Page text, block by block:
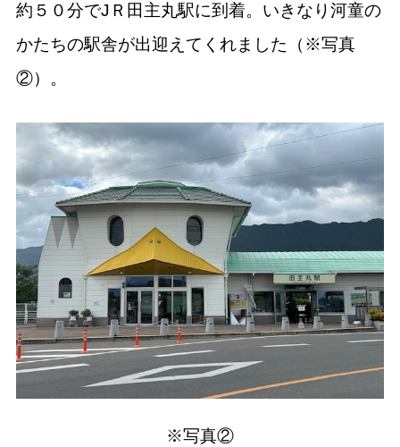
約５０分でJＲ田主丸駅に到着。いきなり河童の
かたちの駅舎が出迎えてくれました（※写真
②）。
※写真②